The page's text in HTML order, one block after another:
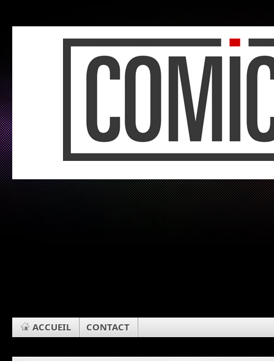
ACCUEIL CONTACT